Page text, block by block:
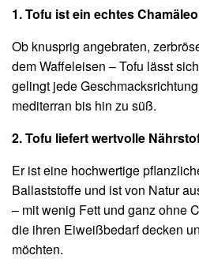
1. Tofu ist ein echtes
Ob knusprig angebraten,
dem Waffeleisen – Tofu lässt
gelingt jede
mediterran bis hin zu süß.
2. Tofu liefert wertvolle
Er ist eine hochwertige
Ballaststoffe und ist von Natur
– mit wenig Fett und ganz ohne
die ihren Eiweißbedarf decken
möchten.